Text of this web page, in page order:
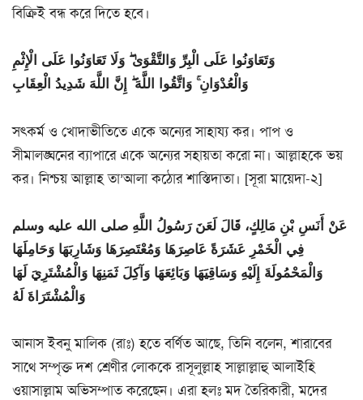
বিক্রিই বন্ধ করে দিতে হবে।
وَتَعَاوَنُوا عَلَى الْبِرِّ وَالتَّقْوَىٰ ۖ وَلَا تَعَاوَنُوا عَلَى الْإِثْمِ
وَالْعُدْوَانِ ۚ وَاتَّقُوا اللَّهَ ۖ إِنَّ اللَّهَ شَدِيدُ الْعِقَابِ
সৎকর্ম ও খোদাভীতিতে একে অন্যের সাহায্য কর। পাপ ও
সীমালঙ্ঘনের ব্যাপারে একে অন্যের সহায়তা করো না। আল্লাহকে ভয়
কর। নিশ্চয় আল্লাহ তা’আলা কঠোর শাস্তিদাতা। [সূরা মায়েদা-২]
عَنْ أَنَسِ بْنِ مَالِكٍ، قَالَ لَعَنَ رَسُولُ اللَّهِ صلى الله عليه وسلم
فِي الْخَمْرِ عَشَرَةً عَاصِرَهَا وَمُعْتَصِرَهَا وَشَارِبَهَا وَحَامِلَهَا
وَالْمَحْمُولَةَ إِلَيْهِ وَسَاقِيَهَا وَبَائِعَهَا وَآكِلَ ثَمَنِهَا وَالْمُشْتَرِيَ لَهَا
وَالْمُشْتَرَاةَ لَهُ
আনাস ইবনু মালিক (রাঃ) হতে বর্ণিত আছে, তিনি বলেন, শারাবের
সাথে সম্পৃক্ত দশ শ্রেণীর লোককে রাসূলুল্লাহ সাল্লাল্লাহু আলাইহি
ওয়াসাল্লাম অভিসম্পাত করেছেন। এরা হলঃ মদ তৈরিকারী, মদের